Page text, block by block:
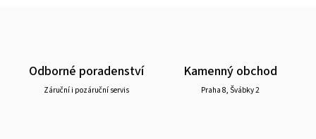
Odborné poradenství
Záruční i pozáruční servis
Kamenný obchod
Praha 8, Švábky 2